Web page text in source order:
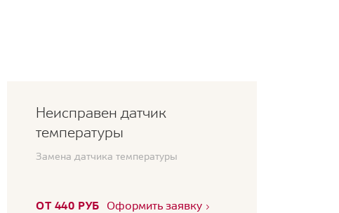
Неисправен датчик
температуры
Замена датчика температуры
ОТ 440 РУБ Оформить заявку